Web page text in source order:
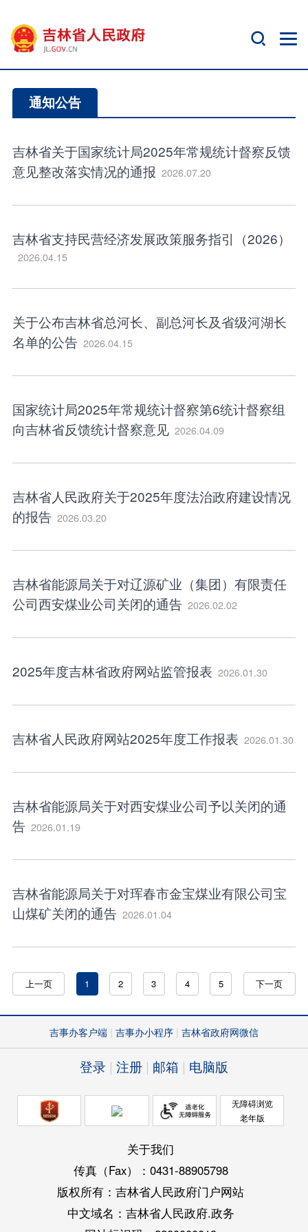
通知公告
吉林省关于国家统计局2025年常规统计督察反馈
意见整改落实情况的通报 2026.07.20
吉林省支持民营经济发展政策服务指引（2026）
2026.04.15
关于公布吉林省总河长、副总河长及省级河湖长
名单的公告 2026.04.15
国家统计局2025年常规统计督察第6统计督察组
向吉林省反馈统计督察意见 2026.04.09
吉林省人民政府关于2025年度法治政府建设情况
的报告 2026.03.20
吉林省能源局关于对辽源矿业（集团）有限责任
公司西安煤业公司关闭的通告 2026.02.02
2025年度吉林省政府网站监管报表 2026.01.30
吉林省人民政府网站2025年度工作报表 2026.01.30
吉林省能源局关于对西安煤业公司予以关闭的通
告 2026.01.19
吉林省能源局关于对珲春市金宝煤业有限公司宝
山煤矿关闭的通告 2026.01.04
上一页 1 2 3 4 5 下一页
吉事办客户端 吉事办小程序 吉林省政府网微信
登录 注册 邮箱 电脑版
无障碍浏览
老年版
关于我们
传真（Fax）：0431-88905798
版权所有：吉林省人民政府门户网站
中文域名：吉林省人民政府.政务